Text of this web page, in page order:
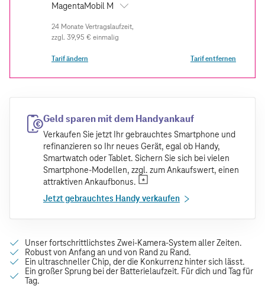
MagentaMobil M
zzgl. 39,95 € einmalig
Tarif ändern Tarif entfernen
Geld sparen mit dem Handyankauf
Verkaufen Sie jetzt Ihr gebrauchtes Smartphone und
refinanzieren so Ihr neues Gerät, egal ob Handy,
Smartwatch oder Tablet. Sichern Sie sich bei vielen
Smartphone-Modellen, zzgl. zum Ankaufswert, einen
attraktiven Ankaufbonus.
Jetzt gebrauchtes Handy verkaufen